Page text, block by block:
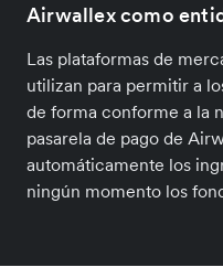
Airwallex como
Las plataformas de
utilizan para permitir a
de forma conforme a la
pasarela de pago de
automáticamente los
ningún momento los